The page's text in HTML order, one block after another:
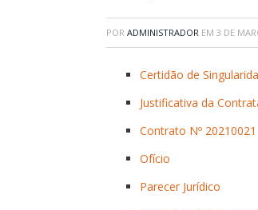
POR ADMINISTRADOR EM 3 DE
Certidão de
Justificativa da
Contrato Nº 20210021
Ofício
Parecer Jurídico